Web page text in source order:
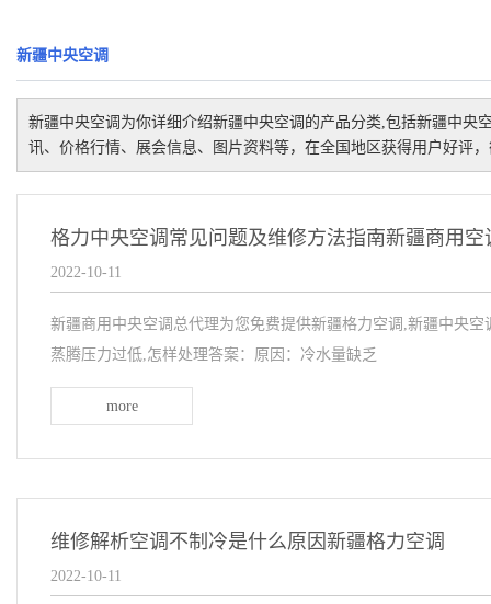
新疆中央空调
新疆中央空调 为你详细介绍新疆中央空调 的产品分类,包括新疆中央
讯、价格行情、展会信息、图片资料等，在全国地区获得用户好评
格力中央空调常见问题及维修方法指南新疆商用空
2022-10-11
新疆商用中央空调总代理为您免费提供新疆格力空调,新疆中央
蒸腾压力过低,怎样处理答案：原因：冷水量缺乏
more
维修解析空调不制冷是什么原因新疆格力空调
2022-10-11